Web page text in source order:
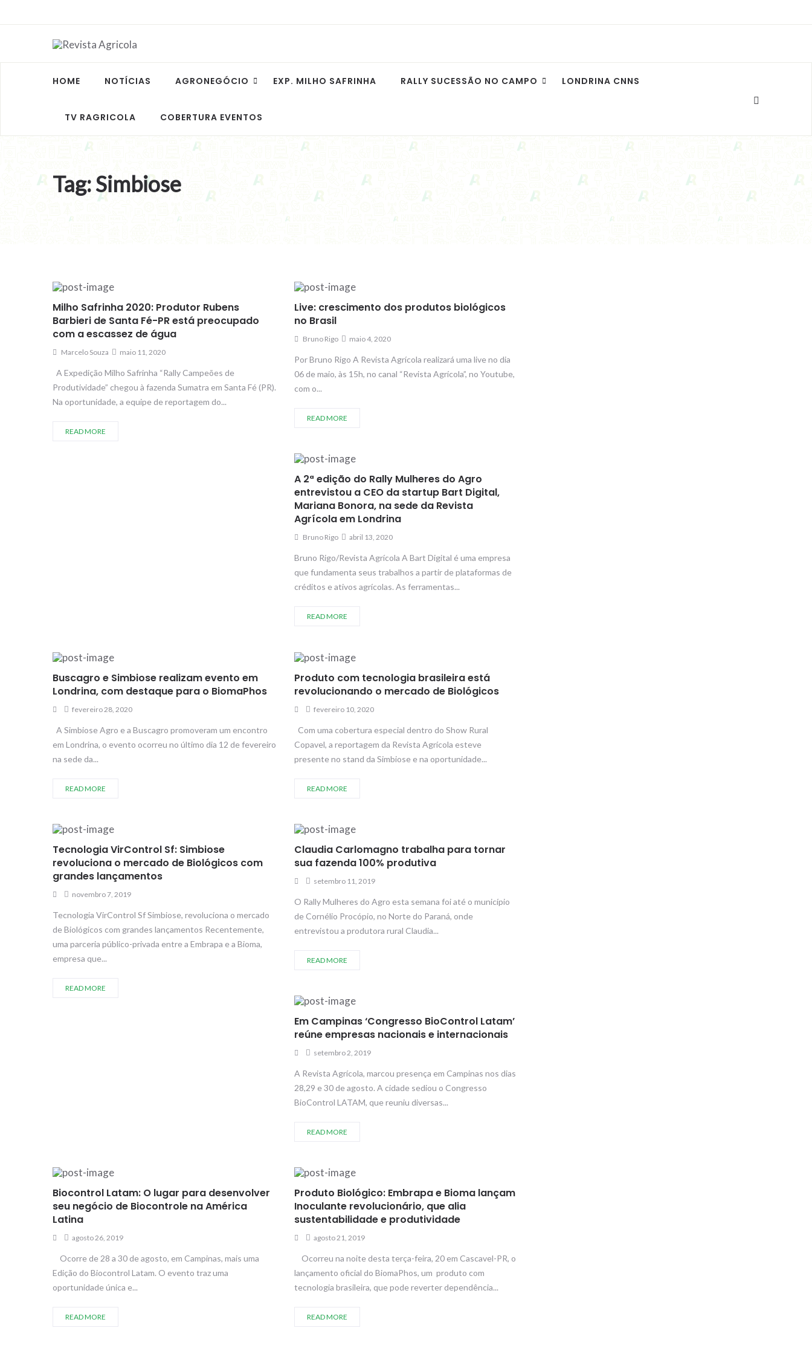
HOME NOTÍCIAS AGRONEGÓCIO EXP. MILHO SAFRINHA RALLY SUCESSÃO NO CAMPO LONDRINA CNNS
TV RAGRICOLA COBERTURA EVENTOS
Tag:Simbiose
Milho Safrinha 2020: Produtor Rubens
Barbieri de Santa Fé-PR está preocupado
com a escassez de água
Marcelo Souza maio 11, 2020
A Expedição Milho Safrinha “Rally Campeões de
Produtividade” chegou à fazenda Sumatra em Santa Fé (PR).
Na oportunidade, a equipe de reportagem do...
READ MORE
Live: crescimento dos produtos biológicos
no Brasil
Bruno Rigo maio 4, 2020
Por Bruno Rigo A Revista Agrícola realizará uma live no dia
06 de maio, às 15h, no canal “Revista Agrícola”, no Youtube,
com o...
READ MORE
A 2ª edição do Rally Mulheres do Agro
entrevistou a CEO da startup Bart Digital,
Mariana Bonora, na sede da Revista
Agrícola em Londrina
Bruno Rigo abril 13, 2020
Bruno Rigo/Revista Agrícola A Bart Digital é uma empresa
que fundamenta seus trabalhos a partir de plataformas de
créditos e ativos agrícolas. As ferramentas...
READ MORE
Buscagro e Simbiose realizam evento em
Londrina, com destaque para o BiomaPhos
fevereiro 28, 2020
A Simbiose Agro e a Buscagro promoveram um encontro
em Londrina, o evento ocorreu no último dia 12 de fevereiro
na sede da...
READ MORE
Produto com tecnologia brasileira está
revolucionando o mercado de Biológicos
fevereiro 10, 2020
Com uma cobertura especial dentro do Show Rural
Copavel, a reportagem da Revista Agrícola esteve
presente no stand da Simbiose e na oportunidade...
READ MORE
Tecnologia VirControl Sf: Simbiose
revoluciona o mercado de Biológicos com
grandes lançamentos
novembro 7, 2019
Tecnologia VirControl Sf Simbiose, revoluciona o mercado
de Biológicos com grandes lançamentos Recentemente,
uma parceria público-privada entre a Embrapa e a Bioma,
empresa que...
READ MORE
Claudia Carlomagno trabalha para tornar
sua fazenda 100% produtiva
setembro 11, 2019
O Rally Mulheres do Agro esta semana foi até o município
de Cornélio Procópio, no Norte do Paraná, onde
entrevistou a produtora rural Claudia...
READ MORE
Em Campinas ‘Congresso BioControl Latam’
reúne empresas nacionais e internacionais
setembro 2, 2019
A Revista Agrícola, marcou presença em Campinas nos dias
28,29 e 30 de agosto. A cidade sediou o Congresso
BioControl LATAM, que reuniu diversas...
READ MORE
Biocontrol Latam: O lugar para desenvolver
seu negócio de Biocontrole na América
Latina
agosto 26, 2019
Ocorre de 28 a 30 de agosto, em Campinas, mais uma
Edição do Biocontrol Latam. O evento traz uma
oportunidade única e...
READ MORE
Produto Biológico: Embrapa e Bioma lançam
Inoculante revolucionário, que alia
sustentabilidade e produtividade
agosto 21, 2019
Ocorreu na noite desta terça-feira, 20 em Cascavel-PR, o
lançamento oficial do BiomaPhos, um produto com
tecnologia brasileira, que pode reverter dependência...
READ MORE